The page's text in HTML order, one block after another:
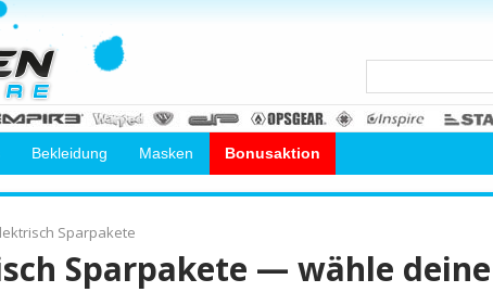
Bekleidung Masken Bonusaktion
Sparpakete
Sparpakete — wähle deine